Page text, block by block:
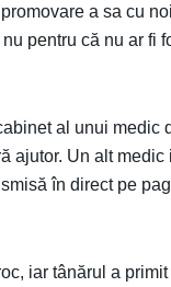
a sa cu
pentru că nu ar fi
al unui medic
ajutor. Un alt
în direct pe
iar tânărul a